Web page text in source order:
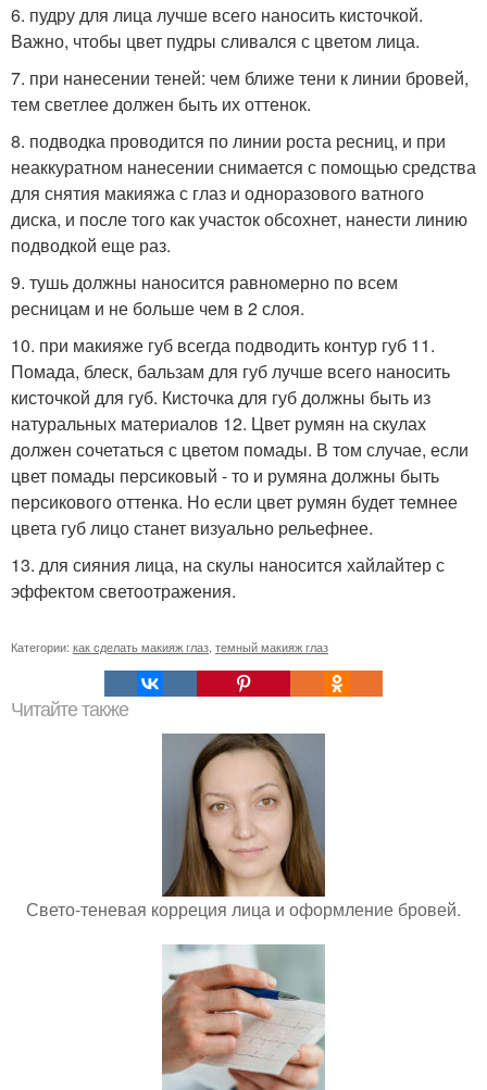
6. пудру для лица лучше всего наносить кисточкой.
Важно, чтобы цвет пудры сливался с цветом лица.
7. при нанесении теней: чем ближе тени к линии бровей,
тем светлее должен быть их оттенок.
8. подводка проводится по линии роста ресниц, и при
неаккуратном нанесении снимается с помощью средства
для снятия макияжа с глаз и одноразового ватного
диска, и после того как участок обсохнет, нанести линию
подводкой еще раз.
9. тушь должны наносится равномерно по всем
ресницам и не больше чем в 2 слоя.
10. при макияже губ всегда подводить контур губ 11.
Помада, блеск, бальзам для губ лучше всего наносить
кисточкой для губ. Кисточка для губ должны быть из
натуральных материалов 12. Цвет румян на скулах
должен сочетаться с цветом помады. В том случае, если
цвет помады персиковый - то и румяна должны быть
персикового оттенка. Но если цвет румян будет темнее
цвета губ лицо станет визуально рельефнее.
13. для сияния лица, на скулы наносится хайлайтер с
эффектом светоотражения.
Категории: как сделать макияж глаз темный макияж глаз
Читайте также
Свето-теневая корреция лица и оформление бровей.